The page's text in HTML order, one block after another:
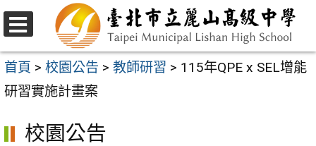
跳
至
主
要
容
選
單
首頁 > 校園公告 > 教師研習 > 115年QPE x SEL增能
研習實施計畫案
校園公告